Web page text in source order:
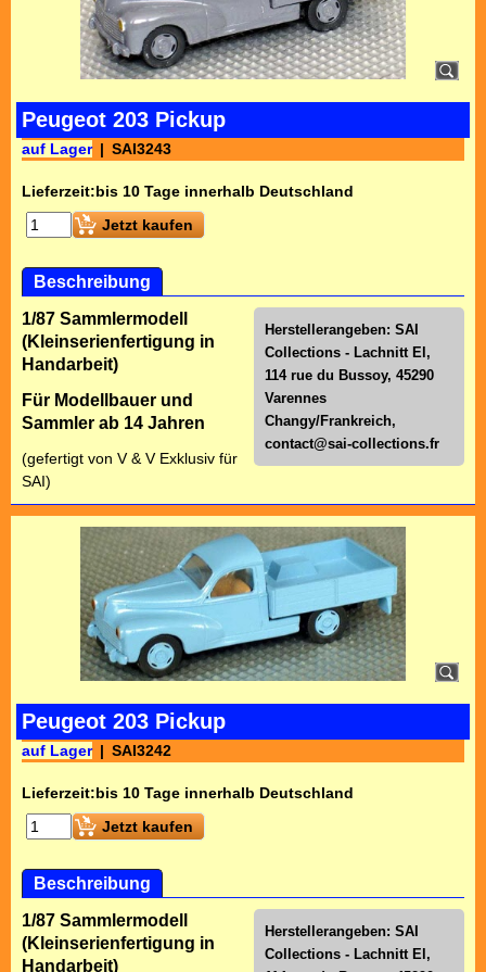
Peugeot 203 Pickup
auf Lager SAI3243
Lieferzeit:bis 10 Tage innerhalb Deutschland
Jetzt kaufen
Beschreibung
Herstellerangeben: SAI
Collections - Lachnitt El,
114 rue du Bussoy, 45290
Varennes
Changy/Frankreich,
contact@sai-collections.fr
1/87 Sammlermodell
(Kleinserienfertigung in
Handarbeit)
Für Modellbauer und
Sammler ab 14 Jahren
(gefertigt von V & V Exklusiv für
SAI)
Peugeot 203 Pickup
auf Lager SAI3242
Lieferzeit:bis 10 Tage innerhalb Deutschland
Jetzt kaufen
Beschreibung
Herstellerangeben: SAI
Collections - Lachnitt El,
1/87 Sammlermodell
(Kleinserienfertigung in
Handarbeit)